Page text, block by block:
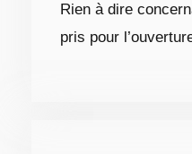
Rien à dire
pris pour